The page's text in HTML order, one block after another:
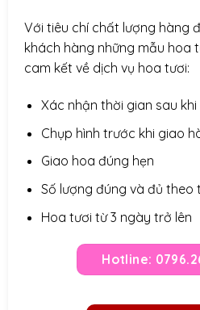
Với tiêu chí chất lượng hàng
khách hàng những mẫu hoa
cam kết về dịch vụ hoa tươi:
Xác nhận thời gian sau
Chụp hình trước khi giao
Giao hoa đúng hẹn
Số lượng đúng và đủ theo
Hoa tươi từ 3 ngày trở lên
Hotline: